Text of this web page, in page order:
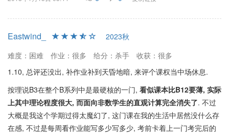
Eastwind_
2023秋
难度：困难
作业：很多 给分：杀手
收获：很多
1.10, 总评还没出, 补作业补到天昏地暗, 来评个课权当中场休息.
按理说B3在整个B系列中是最硬核的一门, 看似课本比B12要薄, 实际
上其中理论程度很大, 而面向非数学生的直观计算完全消失了. 不过
大概是我这个学期过得太魔幻了, 这门课在我的生活中居然没什么存
在感, 不过是每周看作业能写多少写多少, 考前卡着上一门考完后的